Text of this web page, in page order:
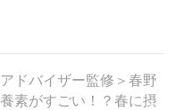
ドバイザー監修＞春野
素がすごい！？春に摂